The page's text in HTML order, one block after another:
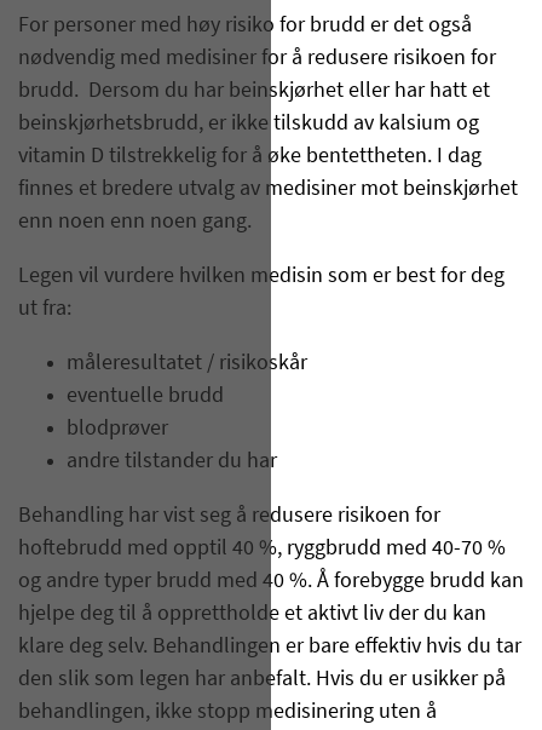
For personer med høy risiko for brudd er det også
nødvendig med medisiner for å redusere risikoen for
brudd. Dersom du har beinskjørhet eller har hatt et
beinskjørhetsbrudd, er ikke tilskudd av kalsium og
vitamin D tilstrekkelig for å øke bentettheten. I dag
finnes et bredere utvalg av medisiner mot beinskjørhet
enn noen enn noen gang.
Legen vil vurdere hvilken medisin som er best for deg
ut fra:
måleresultatet / risikoskår
eventuelle brudd
blodprøver
andre tilstander du har
Behandling har vist seg å redusere risikoen for
hoftebrudd med opptil 40 %, ryggbrudd med 40-70 %
og andre typer brudd med 40 %. Å forebygge brudd kan
hjelpe deg til å opprettholde et aktivt liv der du kan
klare deg selv. Behandlingen er bare effektiv hvis du tar
den slik som legen har anbefalt. Hvis du er usikker på
behandlingen, ikke stopp medisinering uten å